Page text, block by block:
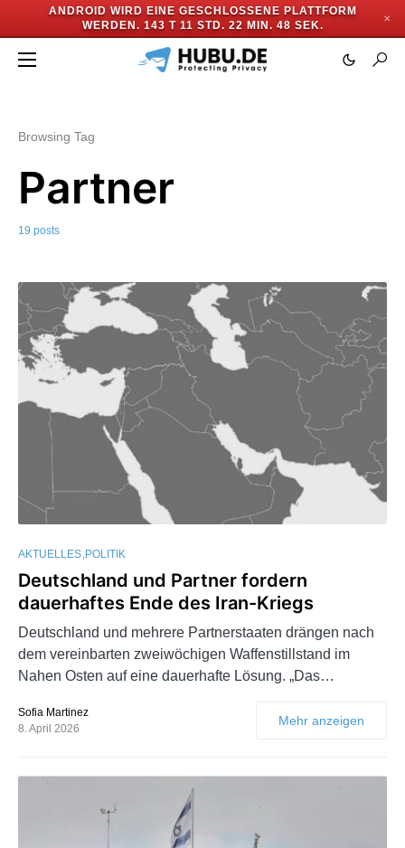
ANDROID WIRD EINE GESCHLOSSENE PLATTFORM
WERDEN. 143 T 11 STD. 22 MIN. 46 SEK.
✕
Browsing Tag
Partner
19 posts
AKTUELLES POLITIK
Deutschland und Partner fordern
dauerhaftes Ende des Iran-Kriegs
Deutschland und mehrere Partnerstaaten drängen nach
dem vereinbarten zweiwöchigen Waffenstillstand im
Nahen Osten auf eine dauerhafte Lösung. „Das…
Sofia Martinez
8. April 2026
Mehr anzeigen